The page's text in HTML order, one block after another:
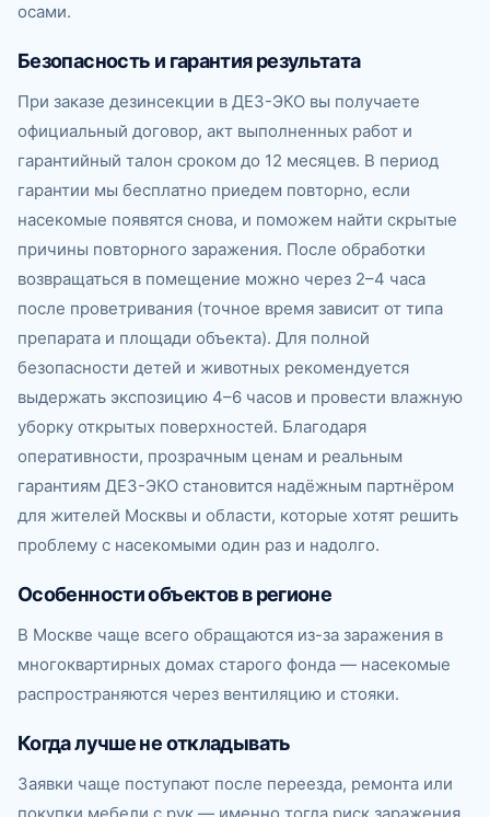
осами.
Безопасность и гарантия результата
При заказе дезинсекции в ДЕЗ-ЭКО вы получаете
официальный договор, акт выполненных работ и
гарантийный талон сроком до 12 месяцев. В период
гарантии мы бесплатно приедем повторно, если
насекомые появятся снова, и поможем найти скрытые
причины повторного заражения. После обработки
возвращаться в помещение можно через 2–4 часа
после проветривания (точное время зависит от типа
препарата и площади объекта). Для полной
безопасности детей и животных рекомендуется
выдержать экспозицию 4–6 часов и провести влажную
уборку открытых поверхностей. Благодаря
оперативности, прозрачным ценам и реальным
гарантиям ДЕЗ-ЭКО становится надёжным партнёром
для жителей Москвы и области, которые хотят решить
проблему с насекомыми один раз и надолго.
Особенности объектов в регионе
В Москве чаще всего обращаются из-за заражения в
многоквартирных домах старого фонда — насекомые
распространяются через вентиляцию и стояки.
Когда лучше не откладывать
Заявки чаще поступают после переезда, ремонта или